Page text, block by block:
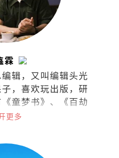
霖
辑，又叫编辑头光
，喜欢玩出版，研
童梦书》、《百劫
光》，最近在不同
更多